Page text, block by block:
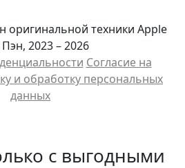
оригинальной техники Apple
2023 – 2026
Cогласие на
и обработку персональных
данных
с выгодными